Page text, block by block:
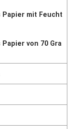
mit Feucht
von 70 Gra